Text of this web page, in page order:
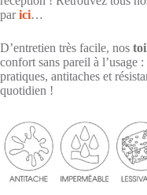
parici…
D’entretien très facile, nos
confort sans pareil à l’usage
pratiques, antitaches et
quotidien !